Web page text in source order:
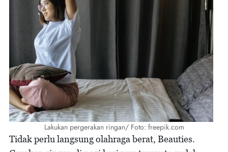
Lakukan pergerakan ringan/ Foto: freepik.com
Tidak perlu langsung olahraga berat, Beauties.